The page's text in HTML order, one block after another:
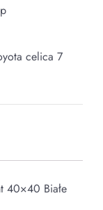
celica 7
40×40 Białe